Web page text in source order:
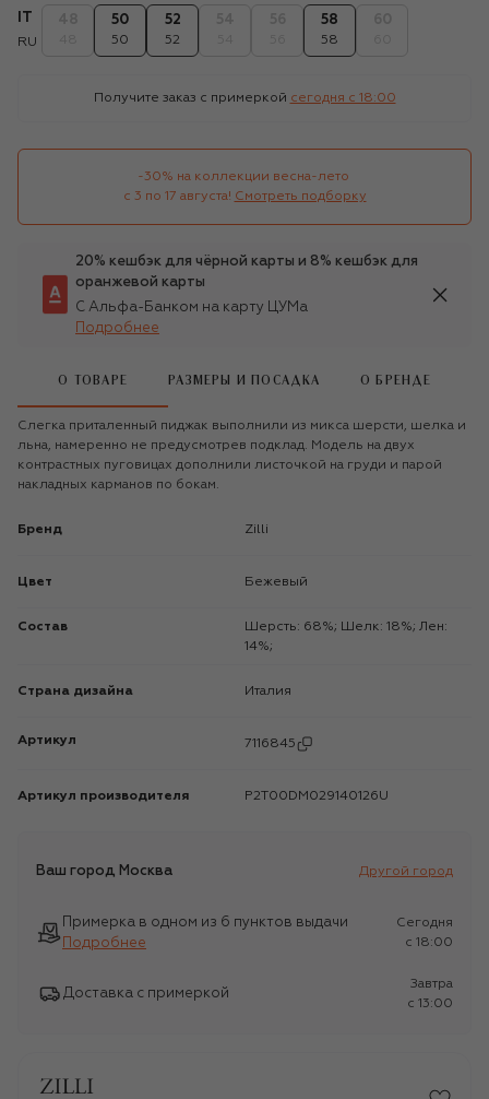
RU
50
50
52
52
58
58
Получите заказ с примеркой сегодня c 18:00
-30% на коллекции весна-лето
с 3 по 17 августа! Смотреть подборку
20% кешбэк для чёрной карты и 8% кешбэк для
оранжевой карты
С Альфа-Банком на карту ЦУМа
Подробнее
О ТОВАРЕ РАЗМЕРЫ И ПОСАДКА О БРЕНДЕ
Слегка приталенный пиджак выполнили из микса шерсти, шелка и
льна, намеренно не предусмотрев подклад. Модель на двух
контрастных пуговицах дополнили листочкой на груди и парой
накладных карманов по бокам.
Бренд Zilli
Цвет Бежевый
Состав
Шерсть: 68%; Шелк: 18%; Лен:
14%;
Страна дизайна Италия
Артикул 7116845
Артикул производителя P2T00DM029140126U
Ваш город Москва Другой город
Примерка в одном из 6 пунктов выдачи
Подробнее
Сегодня
c 18:00
Доставка с примеркой
Завтра
c 13:00